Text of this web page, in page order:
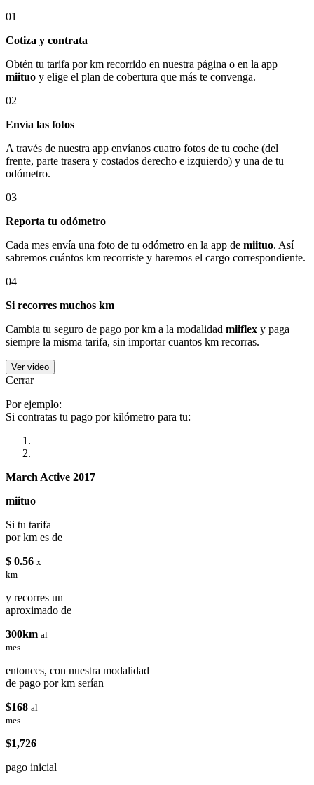
01
Cotiza y contrata
Obtén tu tarifa por km recorrido en nuestra página o en la app
miituo y elige el plan de cobertura que más te convenga.
02
Envía las fotos
A través de nuestra app envíanos cuatro fotos de tu coche (del
frente, parte trasera y costados derecho e izquierdo) y una de tu
odómetro.
03
Reporta tu odómetro
Cada mes envía una foto de tu odómetro en la app de miituo. Así
sabremos cuántos km recorriste y haremos el cargo correspondiente.
04
Si recorres muchos km
Cambia tu seguro de pago por km a la modalidad miiflex y paga
siempre la misma tarifa, sin importar cuantos km recorras.
Ver video
Cerrar
Por ejemplo:
Si contratas tu pago por kilómetro para tu:
March Active 2017
miituo
Si tu tarifa
por km es de
$ 0.56 x
km
y recorres un
aproximado de
300km al
mes
entonces, con nuestra modalidad
de pago por km serían
$168 al
mes
$1,726
pago inicial